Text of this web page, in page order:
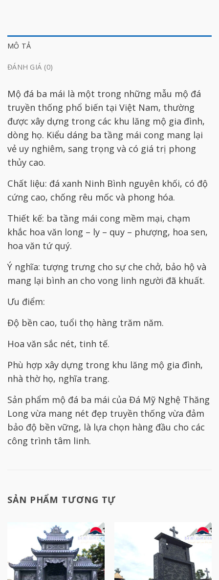
MÔ TẢ
ĐÁNH GIÁ (0)
Mộ đá ba mái là một trong những mẫu mộ đá
truyền thống phổ biến tại Việt Nam, thường
được xây dựng trong các khu lăng mộ gia đình,
dòng họ. Kiểu dáng ba tầng mái cong mang lại
vẻ uy nghiêm, sang trọng và có giá trị phong
thủy cao.
Chất liệu: đá xanh Ninh Bình nguyên khối, có độ
cứng cao, chống rêu mốc và phong hóa.
Thiết kế: ba tầng mái cong mềm mại, chạm
khắc hoa văn long – ly – quy – phượng, hoa sen,
hoa văn tứ quý.
Ý nghĩa: tượng trưng cho sự che chở, bảo hộ và
mang lại bình an cho vong linh người đã khuất.
Ưu điểm:
Độ bền cao, tuổi thọ hàng trăm năm.
Hoa văn sắc nét, tinh tế.
Phù hợp xây dựng trong khu lăng mộ gia đình,
nhà thờ họ, nghĩa trang.
Sản phẩm mộ đá ba mái của Đá Mỹ Nghệ Thăng
Long vừa mang nét đẹp truyền thống vừa đảm
bảo độ bền vững, là lựa chọn hàng đầu cho các
công trình tâm linh.
SẢN PHẨM TƯƠNG TỰ